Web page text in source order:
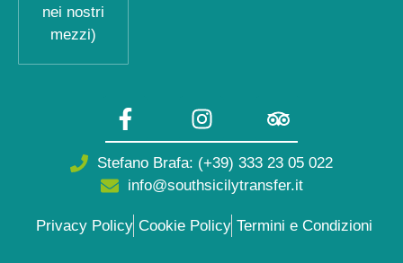
nei nostri
mezzi)
Stefano Brafa: (+39) 333 23 05 022
info@southsicilytransfer.it
Privacy Policy Cookie Policy Termini e Condizioni